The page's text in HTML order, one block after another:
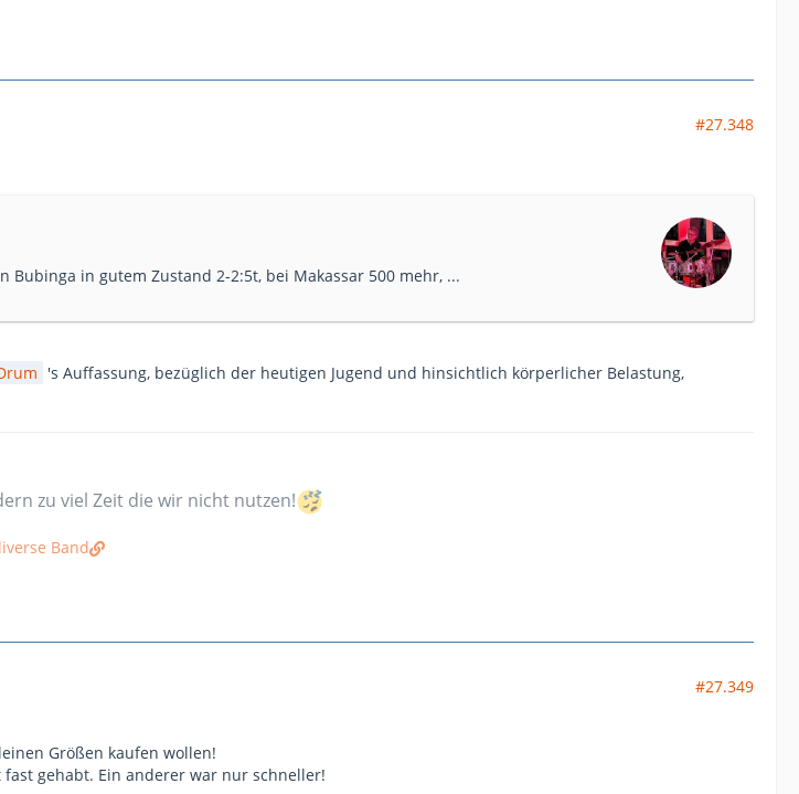
#27.348
Bubinga in gutem Zustand 2-2:5t, bei Makassar 500 mehr, ...
's Auffassung, bezüglich der heutigen Jugend und hinsichtlich körperlicher Belastung,
zu viel Zeit die wir nicht nutzen!
Band
#27.349
Größen kaufen wollen!
gehabt. Ein anderer war nur schneller!